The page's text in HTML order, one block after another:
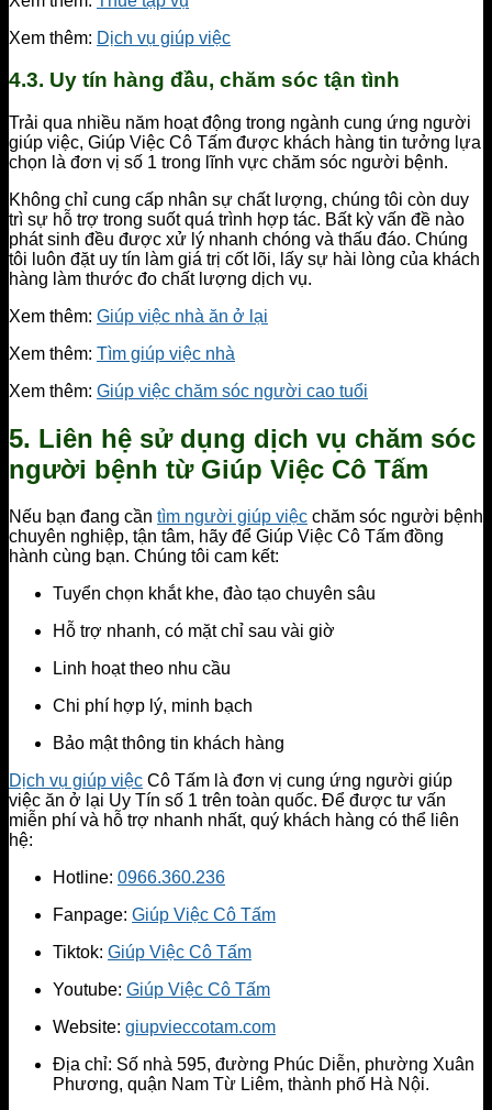
Xem thêm: Dịch vụ giúp việc
4.3. Uy tín hàng đầu, chăm sóc tận tình
Trải qua nhiều năm hoạt động trong ngành cung ứng người
giúp việc, Giúp Việc Cô Tấm được khách hàng tin tưởng lựa
chọn là đơn vị số 1 trong lĩnh vực chăm sóc người bệnh.
Không chỉ cung cấp nhân sự chất lượng, chúng tôi còn duy
trì sự hỗ trợ trong suốt quá trình hợp tác. Bất kỳ vấn đề nào
phát sinh đều được xử lý nhanh chóng và thấu đáo. Chúng
tôi luôn đặt uy tín làm giá trị cốt lõi, lấy sự hài lòng của khách
hàng làm thước đo chất lượng dịch vụ.
Xem thêm: Giúp việc nhà ăn ở lại
Xem thêm: Tìm giúp việc nhà
Xem thêm: Giúp việc chăm sóc người cao tuổi
5. Liên hệ sử dụng dịch vụ chăm sóc
người bệnh từ Giúp Việc Cô Tấm
Nếu bạn đang cần tìm người giúp việc chăm sóc người bệnh
chuyên nghiệp, tận tâm, hãy để Giúp Việc Cô Tấm đồng
hành cùng bạn. Chúng tôi cam kết:
Tuyển chọn khắt khe, đào tạo chuyên sâu
Hỗ trợ nhanh, có mặt chỉ sau vài giờ
Linh hoạt theo nhu cầu
Chi phí hợp lý, minh bạch
Bảo mật thông tin khách hàng
Dịch vụ giúp việc Cô Tấm là đơn vị cung ứng người giúp
việc ăn ở lại Uy Tín số 1 trên toàn quốc. Để được tư vấn
miễn phí và hỗ trợ nhanh nhất, quý khách hàng có thể liên
hệ:
Hotline: 0966.360.236
Fanpage: Giúp Việc Cô Tấm
Tiktok: Giúp Việc Cô Tấm
Youtube: Giúp Việc Cô Tấm
Website: giupvieccotam.com
Địa chỉ: Số nhà 595, đường Phúc Diễn, phường Xuân
Phương, quận Nam Từ Liêm, thành phố Hà Nội.